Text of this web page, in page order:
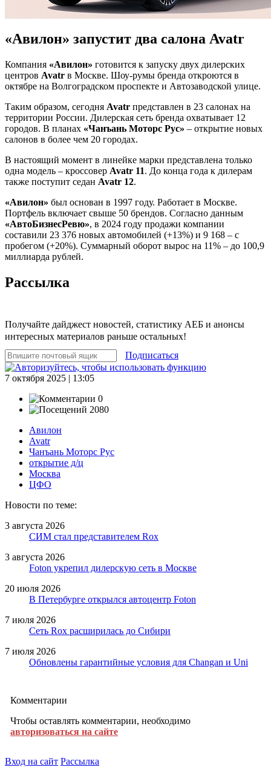
«Авилон» запустит два салона Avatr
Компания «Авилон» готовится к запуску двух дилерских
центров Avatr в Москве. Шоу-румы бренда откроются в
октябре на Волгоградском проспекте и Автозаводской улице.
Таким образом, сегодня Avatr представлен в 23 салонах на
территории России. Дилерская сеть бренда охватывает 12
городов. В планах «Чанъань Моторс Рус» – открытие новых
салонов в более чем 20 городах.
В настоящий момент в линейке марки представлена только
одна модель – кроссовер Avatr 11. До конца года к дилерам
также поступит седан Avatr 12.
«Авилон» был основан в 1997 году. Работает в Москве.
Портфель включает свыше 50 брендов. Согласно данным
«АвтоБизнесРевю», в 2024 году продажи компании
составили 23 376 новых автомобилей (+13%) и 9 168 – с
пробегом (+20%). Суммарный оборот вырос на 11% – до 100,9
миллиарда рублей.
Рассылка
Получайте дайджест новостей, статистику АЕБ и анонсы
интересных материалов раньше остальных!
Подписаться
7 октября 2025 | 13:05
0
2080
Авилон
Avatr
Чанъань Моторс Рус
открытие д/ц
Москва
ЦФО
Новости по теме:
3 августа 2026
СИМ стал представителем Rox
3 августа 2026
Foton укрепил дилерскую сеть в Москве
20 июля 2026
В Петербурге открылся автоцентр Foton
7 июля 2026
Сеть Rox расширилась до Сибири
7 июля 2026
Обновлены гарантийные условия для Changan и Uni
Комментарии
Чтобы оставлять комментарии, необходимо
авторизоваться на сайте
Вход на сайт Рассылка